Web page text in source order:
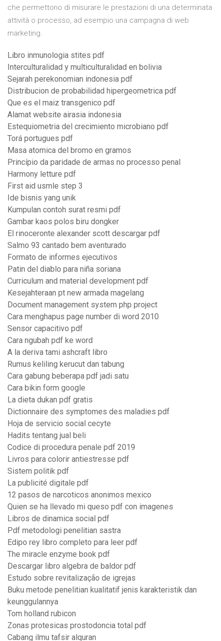
che permettono di misurare le prestazioni di una determinata
attività o processo, ad esempio una campagna di web
marketing.
Libro inmunologia stites pdf
Interculturalidad y multiculturalidad en bolivia
Sejarah perekonomian indonesia pdf
Distribucion de probabilidad hipergeometrica pdf
Que es el maiz transgenico pdf
Alamat website airasia indonesia
Estequiometria del crecimiento microbiano pdf
Torá portugues pdf
Masa atomica del bromo en gramos
Princípio da paridade de armas no processo penal
Harmony letture pdf
First aid usmle step 3
Ide bisnis yang unik
Kumpulan contoh surat resmi pdf
Gambar kaos polos biru dongker
El rinoceronte alexander scott descargar pdf
Salmo 93 cantado bem aventurado
Formato de informes ejecutivos
Patin del diablo para niña soriana
Curriculum and material development pdf
Kesejahteraan pt new armada magelang
Document management system php project
Cara menghapus page number di word 2010
Sensor capacitivo pdf
Cara ngubah pdf ke word
A la deriva tami ashcraft libro
Rumus keliling kerucut dan tabung
Cara gabung beberapa pdf jadi satu
Cara bikin form google
La dieta dukan pdf gratis
Dictionnaire des symptomes des maladies pdf
Hoja de servicio social cecyte
Hadits tentang jual beli
Codice di procedura penale pdf 2019
Livros para colorir antiestresse pdf
Sistem politik pdf
La publicité digitale pdf
12 pasos de narcoticos anonimos mexico
Quien se ha llevado mi queso pdf con imagenes
Libros de dinamica social pdf
Pdf metodologi penelitian sastra
Edipo rey libro completo para leer pdf
The miracle enzyme book pdf
Descargar libro algebra de baldor pdf
Estudo sobre revitalização de igrejas
Buku metode penelitian kualitatif jenis karakteristik dan
keunggulannya
Tom holland rubicon
Zonas protesicas prostodoncia total pdf
Cabang ilmu tafsir alquran